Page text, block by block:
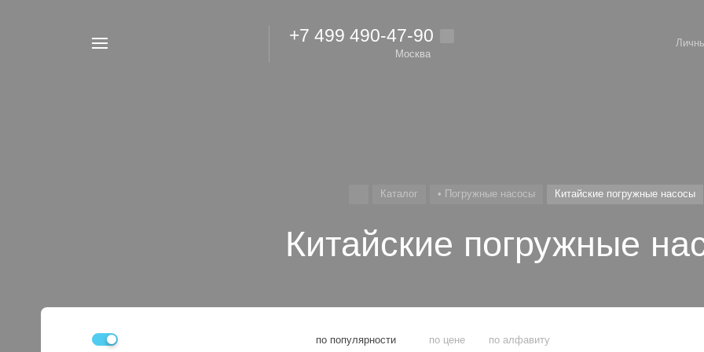
+7 499 490-47-90
Москва
Каталог • Погружные насосы Китайские погружные насосы
Китайские погружные
по популярности по цене по алфавиту